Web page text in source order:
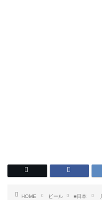
HOME ビール ■日本